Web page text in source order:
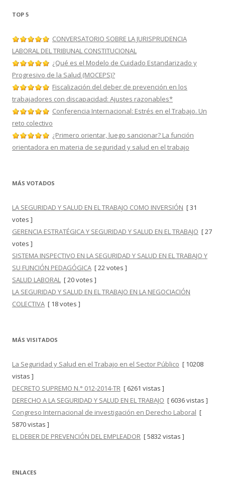
TOP 5
CONVERSATORIO SOBRE LA JURISPRUDENCIA
LABORAL DEL TRIBUNAL CONSTITUCIONAL
¿Qué es el Modelo de Cuidado Estandarizado y
Progresivo de la Salud (MOCEPS)?
Fiscalización del deber de prevención en los
trabajadores con discapacidad: Ajustes razonables*
Conferencia Internacional: Estrés en el Trabajo. Un
reto colectivo
¿Primero orientar, luego sancionar? La función
orientadora en materia de seguridad y salud en el trabajo
MÁS VOTADOS
LA SEGURIDAD Y SALUD EN EL TRABAJO COMO INVERSIÓN [ 31
votes ]
GERENCIA ESTRATÉGICA Y SEGURIDAD Y SALUD EN EL TRABAJO [ 27
votes ]
SISTEMA INSPECTIVO EN LA SEGURIDAD Y SALUD EN EL TRABAJO Y
SU FUNCIÓN PEDAGÓGICA [ 22 votes ]
SALUD LABORAL [ 20 votes ]
LA SEGURIDAD Y SALUD EN EL TRABAJO EN LA NEGOCIACIÓN
COLECTIVA [ 18 votes ]
MÁS VISITADOS
La Seguridad y Salud en el Trabajo en el Sector Público [ 10208
vistas ]
DECRETO SUPREMO N.° 012-2014-TR [ 6261 vistas ]
DERECHO A LA SEGURIDAD Y SALUD EN EL TRABAJO [ 6036 vistas ]
Congreso Internacional de investigación en Derecho Laboral [
5870 vistas ]
EL DEBER DE PREVENCIÓN DEL EMPLEADOR [ 5832 vistas ]
ENLACES